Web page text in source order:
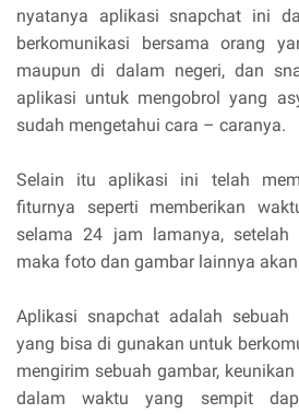
nyatanya aplikasi snapchat ini
berkomunikasi bersama orang
maupun di dalam negeri, dan
aplikasi untuk mengobrol yang
sudah mengetahui cara – caranya.
Selain itu aplikasi ini telah
fiturnya seperti memberikan
selama 24 jam lamanya, setelah
maka foto dan gambar lainnya
Aplikasi snapchat adalah
yang bisa di gunakan untuk
mengirim sebuah gambar,
dalam waktu yang sempit